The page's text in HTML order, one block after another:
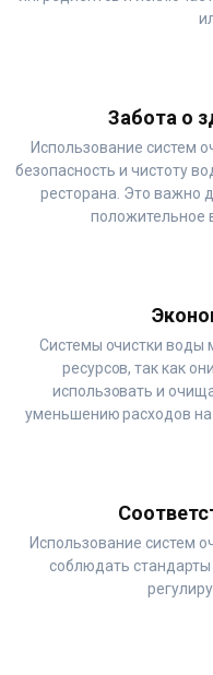
Забота о
Использование систем
безопасность и чистоту
ресторана. Это важно
положительное
Системы очистки воды
ресурсов, так как
использовать и
уменьшению расходов
Использование систем
соблюдать